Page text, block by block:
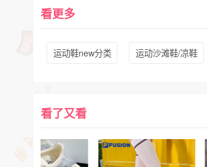
看更多
运动鞋new分类 运动沙滩鞋/凉鞋
看了又看